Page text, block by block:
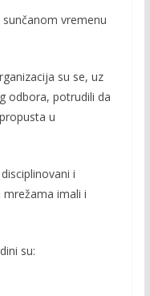
vremenu
su se, uz
odbora, potrudili da
u
i
imali i
su: